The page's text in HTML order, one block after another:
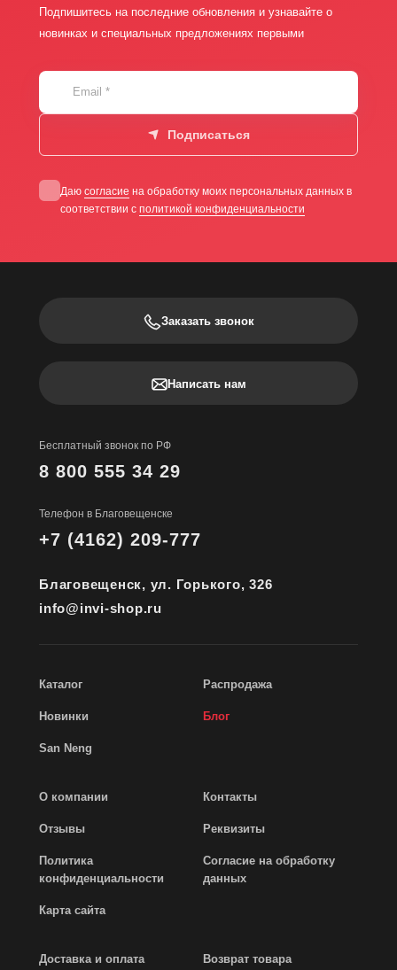
Подпишитесь на последние обновления и узнавайте о
новинках и специальных предложениях первыми
Email *
Подписаться
Даю согласие на обработку моих персональных данных в
соответствии с политикой конфиденциальности
Заказать звонок
Написать нам
Бесплатный звонок по РФ
8 800 555 34 29
Телефон в Благовещенске
+7 (4162) 209-777
Благовещенск, ул. Горького, 326
info@invi-shop.ru
Каталог Распродажа
Новинки Блог
San Neng
О компании Контакты
Отзывы Реквизиты
Политика
конфиденциальности
Согласие на обработку
данных
Карта сайта
Доставка и оплата Возврат товара